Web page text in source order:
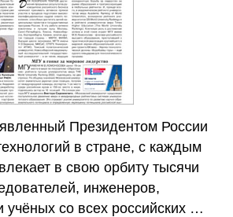
Президентом России
в стране, с каждым
в свою орбиту тысячи
инженеров,
учёных со всех российских …